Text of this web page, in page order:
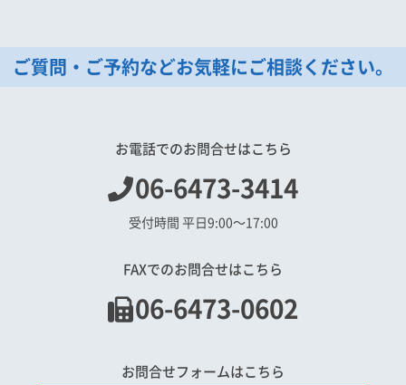
ご質問・ご予約などお気軽にご相談ください。
お電話でのお問合せはこちら
06-6473-3414
受付時間 平日9:00〜17:00
FAXでのお問合せはこちら
06-6473-0602
お問合せフォームはこちら